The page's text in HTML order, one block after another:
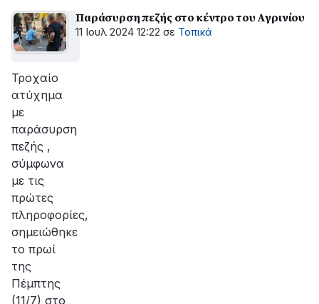
Παράσυρση πεζής στο κέντρο του Αγρινίου
11 Ιουλ 2024 12:22 σε Τοπικά
Τροχαίο
ατύχημα
με
παράσυρση
πεζής ,
σύμφωνα
με τις
πρώτες
πληροφορίες,
σημειώθηκε
το πρωί
της
Πέμπτης
(11/7) στο